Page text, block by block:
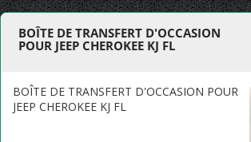
BOÎTE DE TRANSFERT D'OCCASION
POUR JEEP CHEROKEE KJ FL
BOÎTE DE TRANSFERT D'OCCASION POUR
JEEP CHEROKEE KJ FL